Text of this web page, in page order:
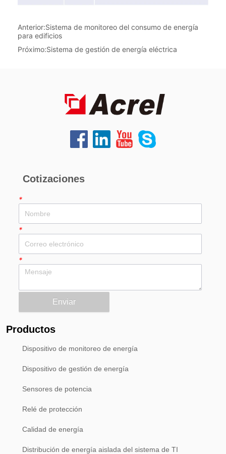
Anterior:Sistema de monitoreo del consumo de energía
para edificios
Próximo:Sistema de gestión de energía eléctrica
Cotizaciones
*
*
*
Enviar
Productos
Dispositivo de monitoreo de energía
Dispositivo de gestión de energía
Sensores de potencia
Relé de protección
Calidad de energía
Distribución de energía aislada del sistema de TI